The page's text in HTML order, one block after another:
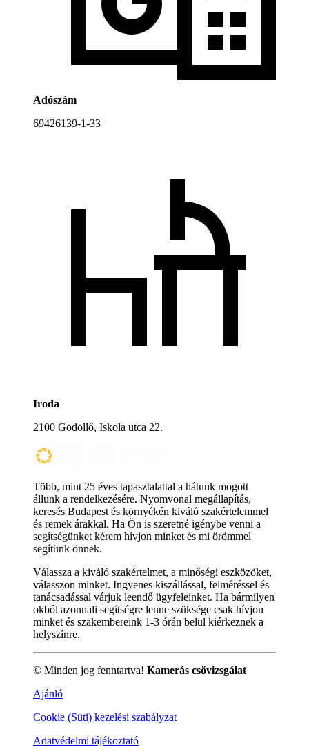
Adószám
69426139-1-33
Iroda
2100 Gödöllő, Iskola utca 22.
Több, mint 25 éves tapasztalattal a hátunk mögött
állunk a rendelkezésére. Nyomvonal megállapítás,
keresés Budapest és környékén kiváló szakértelemmel
és remek árakkal. Ha Ön is szeretné igénybe venni a
segítségünket kérem hívjon minket és mi örömmel
segítünk önnek.
Válassza a kiváló szakértelmet, a minőségi eszközöket,
válasszon minket. Ingyenes kiszállással, felméréssel és
tanácsadással várjuk leendő ügyfeleinket. Ha bármilyen
okból azonnali segítségre lenne szüksége csak hívjon
minket és szakembereink 1-3 órán belül kiérkeznek a
helyszínre.
© Minden jog fenntartva! Kamerás csővizsgálat
Ajánló
Cookie (Süti) kezelési szabályzat
Adatvédelmi tájékoztató